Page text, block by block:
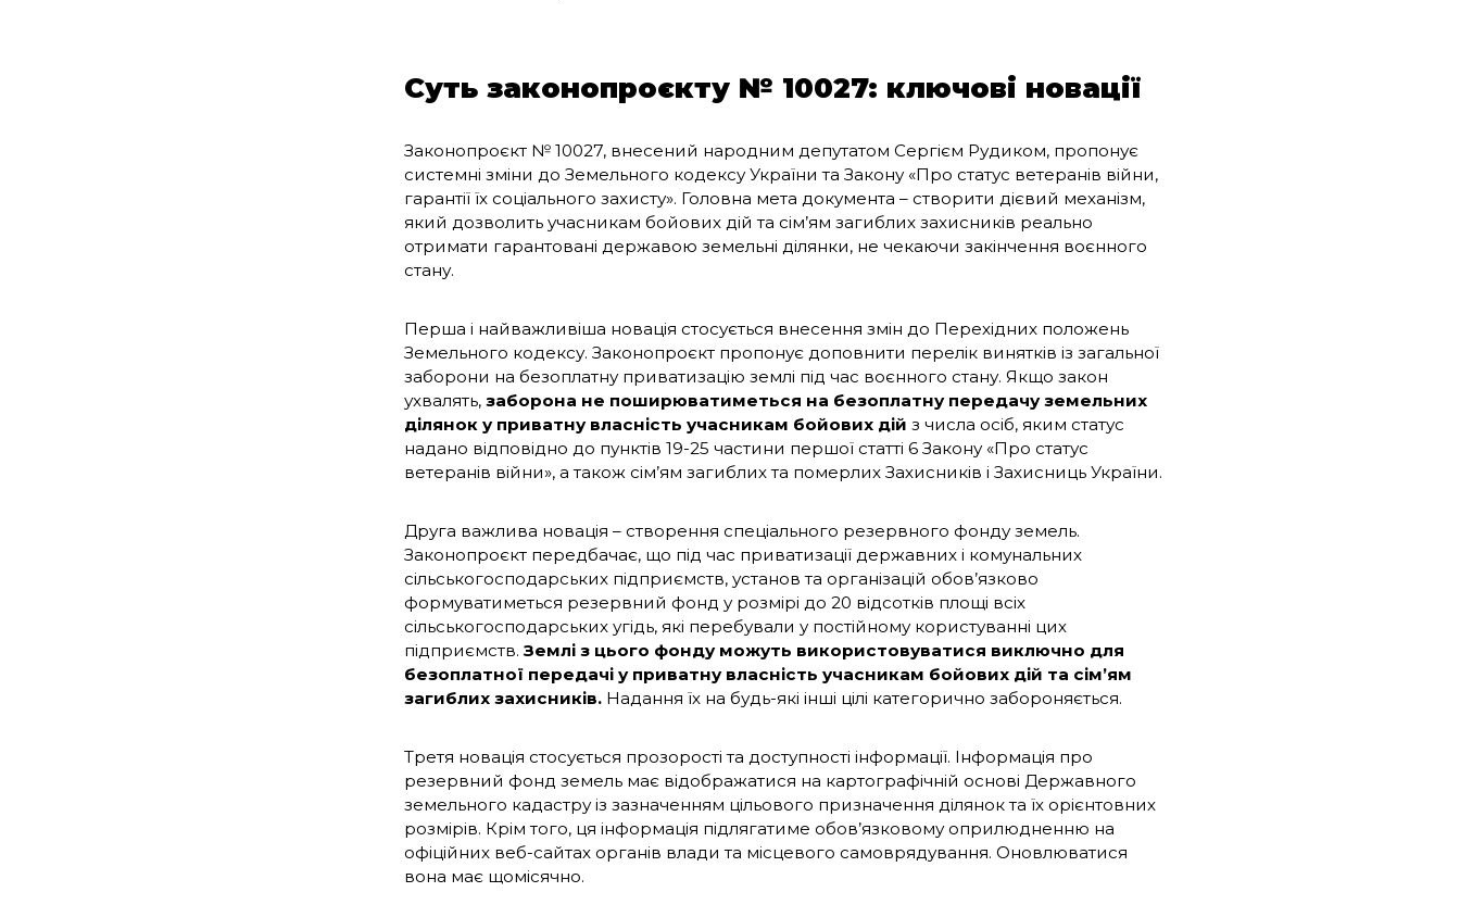
Суть законопроєкту № 10027: ключові новації
Законопроєкт № 10027, внесений народним депутатом Сергієм Рудиком, пропонує
системні зміни до Земельного кодексу України та Закону «Про статус ветеранів війни,
гарантії їх соціального захисту». Головна мета документа – створити дієвий механізм,
який дозволить учасникам бойових дій та сім’ям загиблих захисників реально
отримати гарантовані державою земельні ділянки, не чекаючи закінчення воєнного
стану.
Перша і найважливіша новація стосується внесення змін до Перехідних положень
Земельного кодексу. Законопроєкт пропонує доповнити перелік винятків із загальної
заборони на безоплатну приватизацію землі під час воєнного стану. Якщо закон
ухвалять, заборона не поширюватиметься на безоплатну передачу земельних
ділянок у приватну власність учасникам бойових дій з числа осіб, яким статус
надано відповідно до пунктів 19-25 частини першої статті 6 Закону «Про статус
ветеранів війни», а також сім’ям загиблих та померлих Захисників і Захисниць України.
Друга важлива новація – створення спеціального резервного фонду земель.
Законопроєкт передбачає, що під час приватизації державних і комунальних
сільськогосподарських підприємств, установ та організацій обов’язково
формуватиметься резервний фонд у розмірі до 20 відсотків площі всіх
сільськогосподарських угідь, які перебували у постійному користуванні цих
підприємств. Землі з цього фонду можуть використовуватися виключно для
безоплатної передачі у приватну власність учасникам бойових дій та сім’ям
загиблих захисників. Надання їх на будь-які інші цілі категорично забороняється.
Третя новація стосується прозорості та доступності інформації. Інформація про
резервний фонд земель має відображатися на картографічній основі Державного
земельного кадастру із зазначенням цільового призначення ділянок та їх орієнтовних
розмірів. Крім того, ця інформація підлягатиме обов’язковому оприлюдненню на
офіційних веб-сайтах органів влади та місцевого самоврядування. Оновлюватися
вона має щомісячно.